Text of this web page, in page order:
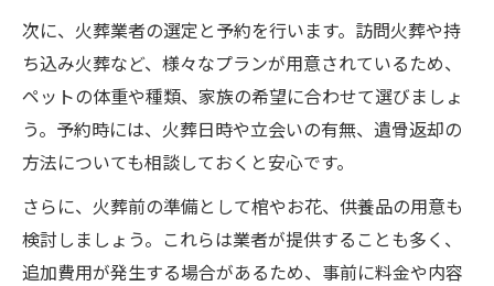
後悔しないためのペット火葬手順まとめ
ペット火葬を後悔しないための手順整理
犬が亡くなった直後の必要な行動リスト
手続きから火葬までの流れを総点検
火葬依頼先選びで迷わないための対策
次に、火葬業者の選定と予約を行います。訪問火葬や持
ち込み火葬など、様々なプランが用意されているため、
ペットの体重や種類、家族の希望に合わせて選びましょ
う。予約時には、火葬日時や立会いの有無、遺骨返却の
方法についても相談しておくと安心です。
さらに、火葬前の準備として棺やお花、供養品の用意も
検討しましょう。これらは業者が提供することも多く、
追加費用が発生する場合があるため、事前に料金や内容